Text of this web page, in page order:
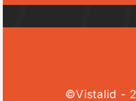
©Vistalid -